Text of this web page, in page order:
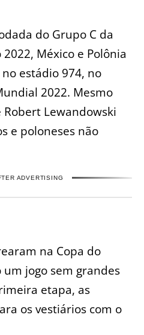
do Grupo C da
México e Polônia
estádio 974, no
2022. Mesmo
Robert Lewandowski
e poloneses não
ADVERTISING
na Copa do
jogo sem grandes
etapa, as
os vestiários com o